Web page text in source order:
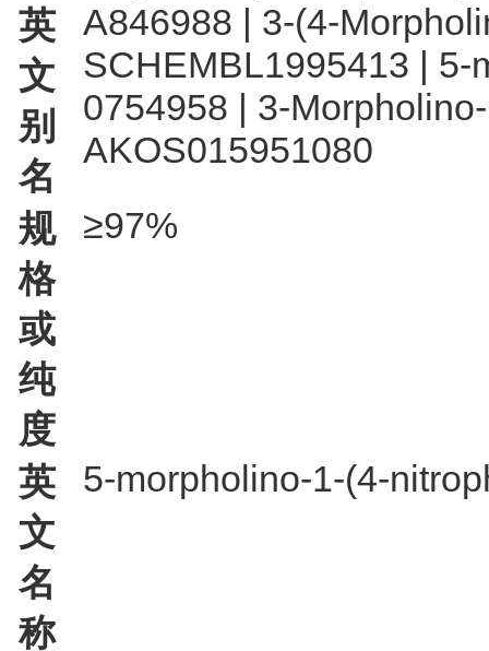
英
文
别
名
A846988 | 3-(4-
SCHEMBL1995413 | 5-
0754958 | 3-
AKOS015951080
规
格
或
纯
度
≥97%
英
文
名
称
5-morpholino-1-(4-